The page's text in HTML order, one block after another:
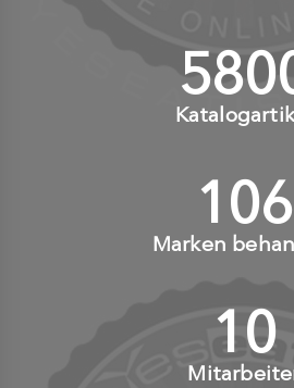
6000
110+
Marken
10+